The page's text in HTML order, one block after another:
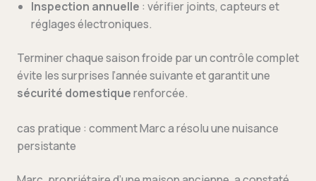
Inspection annuelle : vérifier joints, capteurs et
réglages électroniques.
Terminer chaque saison froide par un contrôle complet
évite les surprises l’année suivante et garantit une
sécurité domestiquerenforcée.
cas pratique : comment Marc a résolu une nuisance
persistante